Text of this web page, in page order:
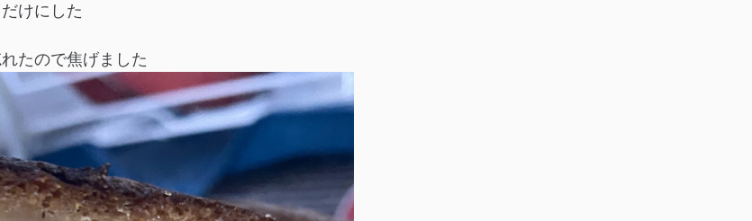
けにした
たので焦げました